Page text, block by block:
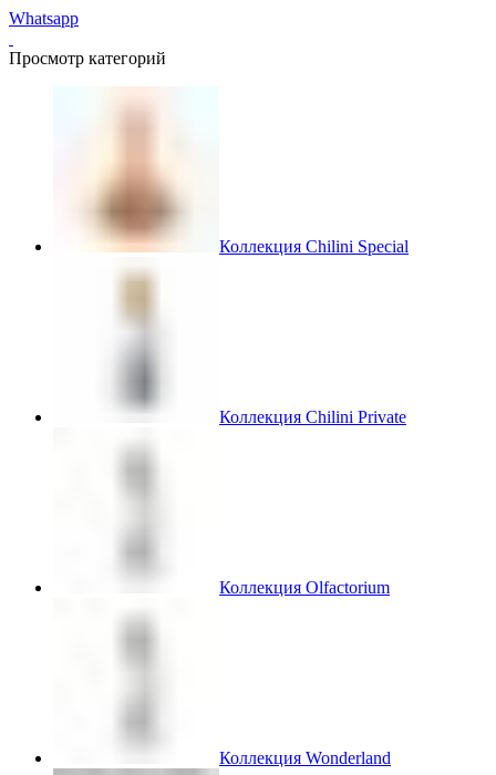
Whatsapp
Просмотр категорий
Коллекция Chilini Special
Коллекция Chilini Private
Коллекция Olfactorium
Коллекция Wonderland